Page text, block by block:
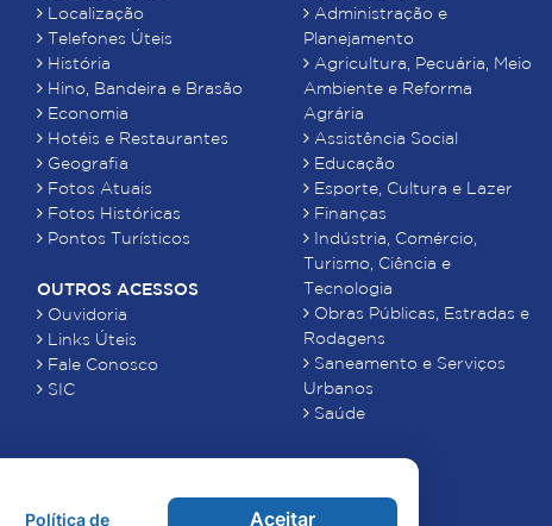
Localização
Telefones Úteis
História
Hino, Bandeira e Brasão
Economia
Hotéis e Restaurantes
Geografia
Fotos Atuais
Fotos Históricas
Pontos Turísticos
OUTROS ACESSOS
Ouvidoria
Links Úteis
Fale Conosco
SIC
Administração e
Planejamento
Agricultura, Pecuária, Meio
Ambiente e Reforma
Agrária
Assistência Social
Educação
Esporte, Cultura e Lazer
Finanças
Indústria, Comércio,
Turismo, Ciência e
Tecnologia
Obras Públicas, Estradas e
Rodagens
Saneamento e Serviços
Urbanos
Saúde
Política de Aceitar